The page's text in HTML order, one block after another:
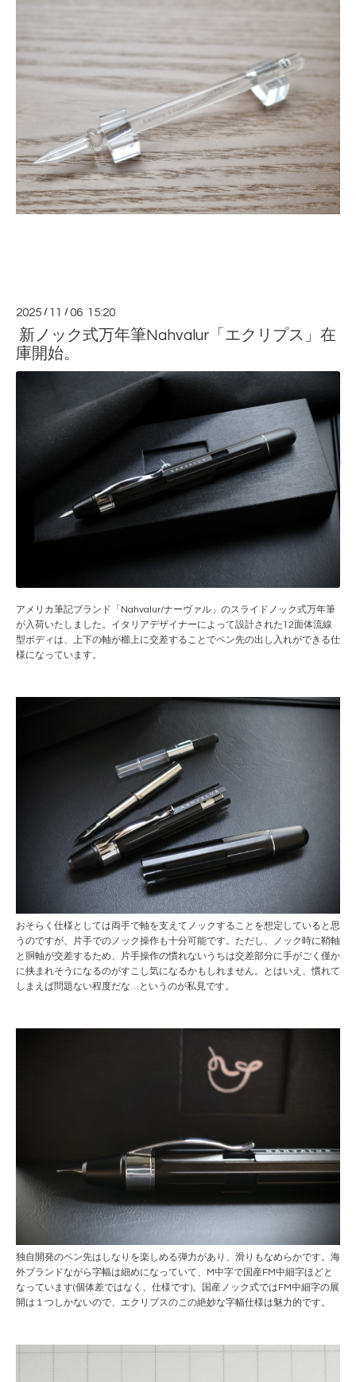
2025 / 11 /06 15:20
新ノック式万年筆Nahvalur「エクリプス」在
庫開始。
アメリカ筆記ブランド「Nahvalur/ナーヴァル」のスライドノック式万年筆
が入荷いたしました。イタリアデザイナーによって設計された12面体流線
型ボディは、上下の軸が櫛上に交差することでペン先の出し入れができる仕
様になっています。
おそらく仕様としては両手で軸を支えてノックすることを想定していると思
うのですが、片手でのノック操作も十分可能です。ただし、ノック時に鞘軸
と胴軸が交差するため、片手操作の慣れないうちは交差部分に手がごく僅か
に挟まれそうになるのがすこし気になるかもしれません。とはいえ、慣れて
しまえば問題ない程度だな…というのが私見です。
独自開発のペン先はしなりを楽しめる弾力があり、滑りもなめらかです。海
外ブランドながら字幅は細めになっていて、M中字で国産FM中細字ほどと
なっています(個体差ではなく、仕様です)。国産ノック式ではFM中細字の展
開は１つしかないので、エクリプスのこの絶妙な字幅仕様は魅力的です。